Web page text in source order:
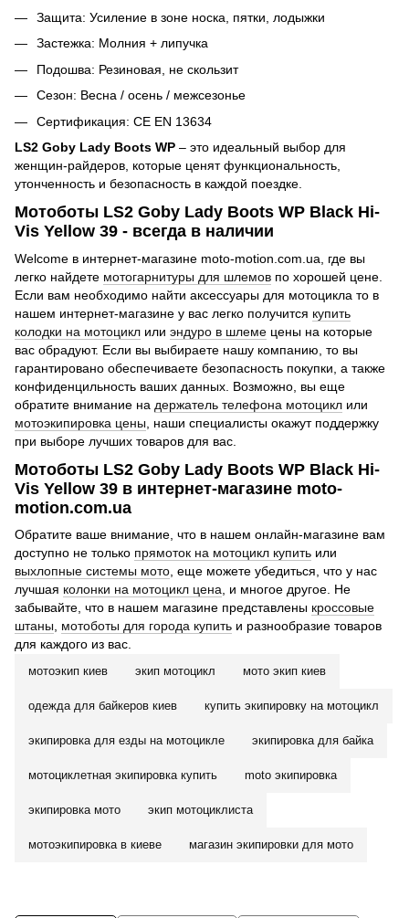
Защита: Усиление в зоне носка, пятки, лодыжки
Застежка: Молния + липучка
Подошва: Резиновая, не скользит
Сезон: Весна / осень / межсезонье
Сертификация: CE EN 13634
LS2 Goby Lady Boots WP – это идеальный выбор для
женщин-райдеров, которые ценят функциональность,
утонченность и безопасность в каждой поездке.
Мотоботы LS2 Goby Lady Boots WP Black Hi-
Vis Yellow 39 - всегда в наличии
Welcome в интернет-магазине moto-motion.com.ua, где вы
легко найдете мотогарнитуры для шлемов по хорошей цене.
Если вам необходимо найти аксессуары для мотоцикла то в
нашем интернет-магазине у вас легко получится купить
колодки на мотоцикл или эндуро в шлеме цены на которые
вас обрадуют. Если вы выбираете нашу компанию, то вы
гарантировано обеспечиваете безопасность покупки, а также
конфиденцильность ваших данных. Возможно, вы еще
обратите внимание на держатель телефона мотоцикл или
мотоэкипировка цены , наши специалисты окажут поддержку
при выборе лучших товаров для вас.
Мотоботы LS2 Goby Lady Boots WP Black Hi-
Vis Yellow 39 в интернет-магазине moto-
motion.com.ua
Обратите ваше внимание, что в нашем онлайн-магазине вам
доступно не только прямоток на мотоцикл купить или
выхлопные системы мото , еще можете убедиться, что у нас
лучшая колонки на мотоцикл цена , и многое другое. Не
забывайте, что в нашем магазине представлены кроссовые
штаны
мотоботы для города купить и разнообразие товаров
для каждого из вас.
мотоэкип киев экип мотоцикл мото экип киев
одежда для байкеров киев купить экипировку на мотоцикл
экипировка для езды на мотоцикле экипировка для байка
мотоциклетная экипировка купить moto экипировка
экипировка мото экип мотоциклиста
мотоэкипировка в киеве магазин экипировки для мото